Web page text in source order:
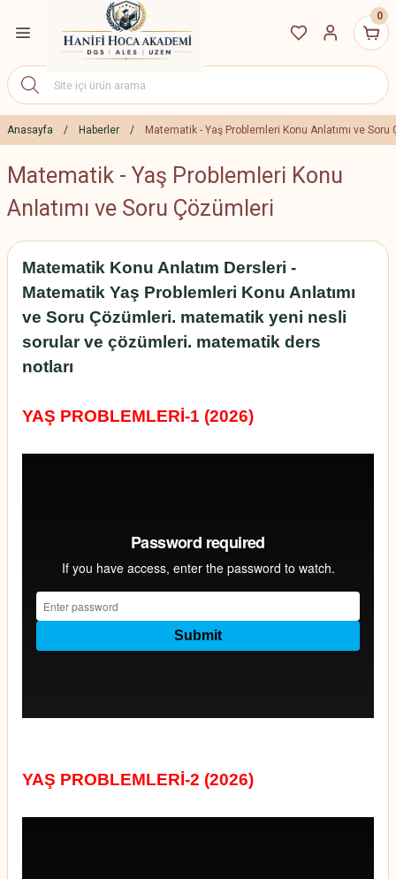
0
Anasayfa Haberler Matematik - Yaş Problemleri Konu Anlatımı ve Soru
Matematik - Yaş Problemleri Konu
Anlatımı ve Soru Çözümleri
Matematik Konu Anlatım Dersleri -
Matematik Yaş Problemleri Konu Anlatımı
ve Soru Çözümleri. matematik yeni nesli
sorular ve çözümleri. matematik ders
notları
YAŞ PROBLEMLERİ-1 (2026)
YAŞ PROBLEMLERİ-2 (2026)
Geri Dön
Eğitim Paketleri
Eğitim Paketleri
İndirim Paketleri